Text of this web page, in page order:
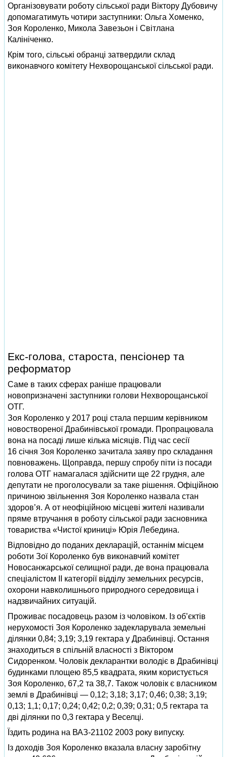
Організовувати роботу сільської ради Віктору Дубовичу
допомагатимуть чотири заступники: Ольга Хоменко,
Зоя Короленко, Микола Завезьон і Світлана
Калініченко.
Крім того, сільські обранці затвердили склад
виконавчого комітету Нехворощанської сільської ради.
Екс-голова, староста, пенсіонер та
реформатор
Саме в таких сферах раніше працювали
новопризначені заступники голови Нехворощанської
ОТГ.
Зоя Короленко у 2017 році стала першим керівником
новоствореної Драбинівської громади. Пропрацювала
вона на посаді лише кілька місяців. Під час сесії
16 січня Зоя Короленко зачитала заяву про складання
повноважень. Щоправда, першу спробу піти із посади
голова ОТГ намагалася здійснити ще 22 грудня, але
депутати не проголосували за таке рішення. Офіційною
причиною звільнення Зоя Короленко назвала стан
здоров’я. А от неофіційною місцеві жителі називали
пряме втручання в роботу сільської ради засновника
товариства «Чистої криниці» Юрія Лебедина.
Відповідно до поданих декларацій, останнім місцем
роботи Зої Короленко був виконавчий комітет
Новосанжарської селищної ради, де вона працювала
спеціалістом ІІ категорії відділу земельних ресурсів,
охорони навколишнього природного середовища і
надзвичайних ситуацій.
Проживає посадовець разом із чоловіком. Із об’єктів
нерухомості Зоя Короленко задекларувала земельні
ділянки 0,84; 3,19; 3,19 гектара у Драбинівці. Остання
знаходиться в спільній власності з Віктором
Сидоренком. Чоловік декларантки володіє в Драбинівці
будинками площею 85,5 квадрата, яким користується
Зоя Короленко, 67,2 та 38,7. Також чоловік є власником
землі в Драбинівці — 0,12; 3,18; 3,17; 0,46; 0,38; 3,19;
0,13; 1,1; 0,17; 0,24; 0,42; 0,2; 0,39; 0,31; 0,5 гектара та
дві ділянки по 0,3 гектара у Веселці.
Їздить родина на ВАЗ-21102 2003 року випуску.
Із доходів Зоя Короленко вказала власну заробітну